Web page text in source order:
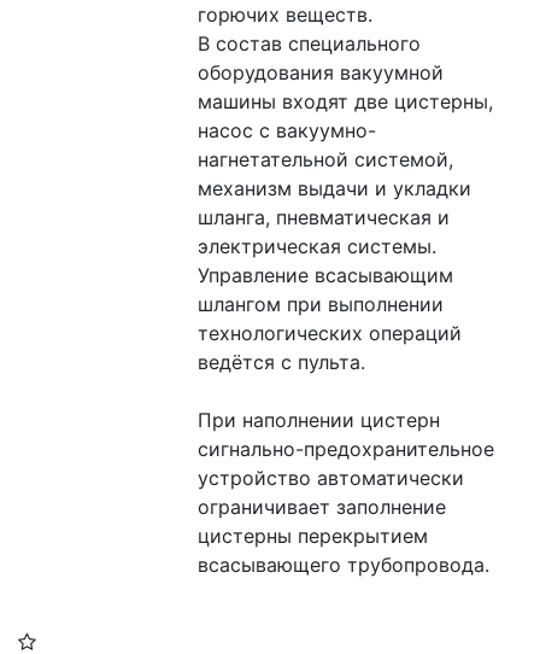
горючих веществ.
В состав специального
оборудования вакуумной
машины входят две цистерны,
насос с вакуумно-
нагнетательной системой,
механизм выдачи и укладки
шланга, пневматическая и
электрическая системы.
Управление всасывающим
шлангом при выполнении
технологических операций
ведётся с пульта.
При наполнении цистерн
сигнально-предохранительное
устройство автоматически
ограничивает заполнение
цистерны перекрытием
всасывающего трубопровода.